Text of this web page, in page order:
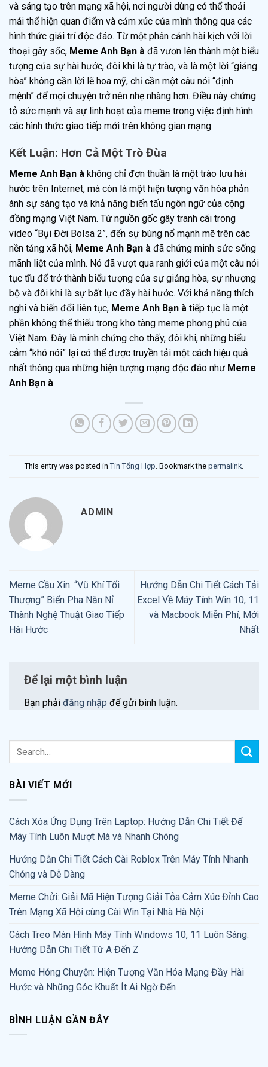
và sáng tạo trên mạng xã hội, nơi người dùng có thể thoải
mái thể hiện quan điểm và cảm xúc của mình thông qua các
hình thức giải trí độc đáo. Từ một phân cảnh hài kịch với lời
thoại gây sốc, Meme Anh Bạn à đã vươn lên thành một biểu
tượng của sự hài hước, đôi khi là tự trào, và là một lời “giảng
hòa” không cần lời lẽ hoa mỹ, chỉ cần một câu nói “định
mệnh” để mọi chuyện trở nên nhẹ nhàng hơn. Điều này chứng
tỏ sức mạnh và sự linh hoạt của meme trong việc định hình
các hình thức giao tiếp mới trên không gian mạng.
Kết Luận: Hơn Cả Một Trò Đùa
Meme Anh Bạn à không chỉ đơn thuần là một trào lưu hài
hước trên Internet, mà còn là một hiện tượng văn hóa phản
ánh sự sáng tạo và khả năng biến tấu ngôn ngữ của cộng
đồng mạng Việt Nam. Từ nguồn gốc gây tranh cãi trong
video “Bụi Đời Bolsa 2”, đến sự bùng nổ mạnh mẽ trên các
nền tảng xã hội, Meme Anh Bạn à đã chứng minh sức sống
mãnh liệt của mình. Nó đã vượt qua ranh giới của một câu nói
tục tĩu để trở thành biểu tượng của sự giảng hòa, sự nhượng
bộ và đôi khi là sự bất lực đầy hài hước. Với khả năng thích
nghi và biến đổi liên tục, Meme Anh Bạn à tiếp tục là một
phần không thể thiếu trong kho tàng meme phong phú của
Việt Nam. Đây là minh chứng cho thấy, đôi khi, những biểu
cảm “khó nói” lại có thể được truyền tải một cách hiệu quả
nhất thông qua những hiện tượng mạng độc đáo như Meme
Anh Bạn à.
This entry was posted in Tin Tổng Hợp . Bookmark the permalink
ADMIN
Meme Cầu Xin: “Vũ Khí Tối
Thượng” Biến Pha Năn Nỉ
Thành Nghệ Thuật Giao Tiếp
Hài Hước
Hướng Dẫn Chi Tiết Cách Tải
Excel Về Máy Tính Win 10, 11
và Macbook Miễn Phí, Mới
Nhất
Để lại một bình luận
Bạn phải đăng nhập để gửi bình luận.
BÀI VIẾT MỚI
Cách Xóa Ứng Dụng Trên Laptop: Hướng Dẫn Chi Tiết Để
Máy Tính Luôn Mượt Mà và Nhanh Chóng
Hướng Dẫn Chi Tiết Cách Cài Roblox Trên Máy Tính Nhanh
Chóng và Dễ Dàng
Meme Chửi: Giải Mã Hiện Tượng Giải Tỏa Cảm Xúc Đỉnh Cao
Trên Mạng Xã Hội cùng Cài Win Tại Nhà Hà Nội
Cách Treo Màn Hình Máy Tính Windows 10, 11 Luôn Sáng:
Hướng Dẫn Chi Tiết Từ A Đến Z
Meme Hóng Chuyện: Hiện Tượng Văn Hóa Mạng Đầy Hài
Hước và Những Góc Khuất Ít Ai Ngờ Đến
BÌNH LUẬN GẦN ĐÂY